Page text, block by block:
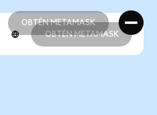
OBTÉN METAMASK
OBTÉN METAMASK
OBTÉN METAMASK